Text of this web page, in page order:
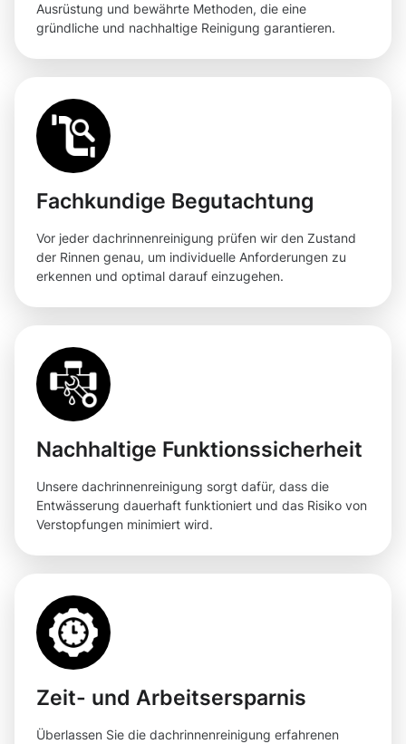
Ausrüstung und bewährte Methoden, die eine
gründliche und nachhaltige Reinigung garantieren.
Fachkundige Begutachtung
Vor jeder dachrinnenreinigung prüfen wir den Zustand
der Rinnen genau, um individuelle Anforderungen zu
erkennen und optimal darauf einzugehen.
Nachhaltige Funktionssicherheit
Unsere dachrinnenreinigung sorgt dafür, dass die
Entwässerung dauerhaft funktioniert und das Risiko von
Verstopfungen minimiert wird.
Zeit- und Arbeitsersparnis
Überlassen Sie die dachrinnenreinigung erfahrenen